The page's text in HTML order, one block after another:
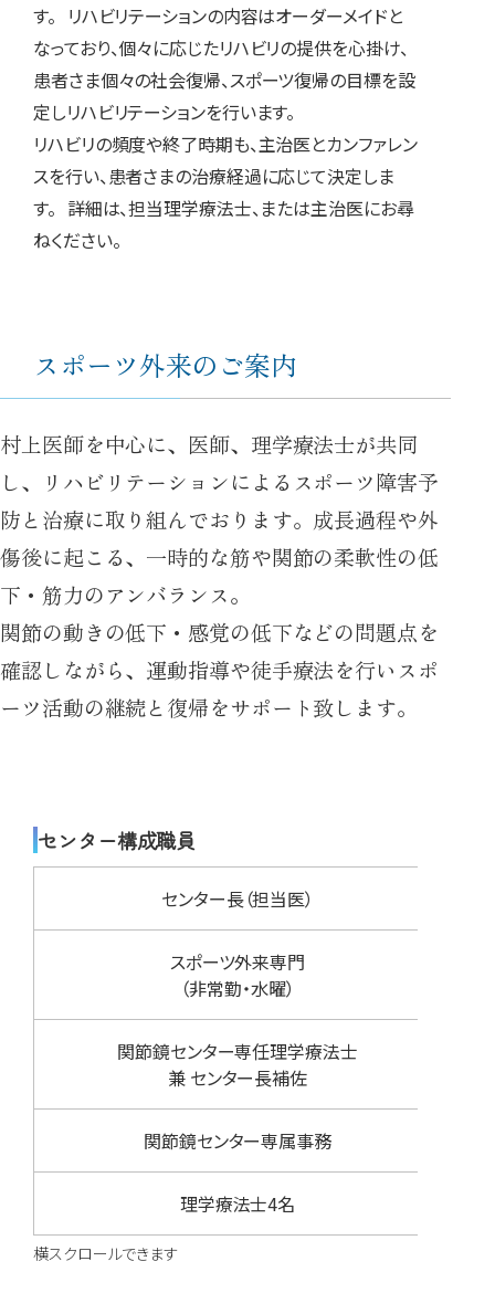
す。 リハビリテーションの内容はオーダーメイドと
なっており、個々に応じたリハビリの提供を心掛け、
患者さま個々の社会復帰、スポーツ復帰の目標を設
定しリハビリテーションを行います。
リハビリの頻度や終了時期も、主治医とカンファレン
スを行い、患者さまの治療経過に応じて決定しま
す。 詳細は、担当理学療法士、または主治医にお尋
ねください。
スポーツ外来のご案内
村上医師を中心に、医師、理学療法士が共同
し、リハビリテーションによるスポーツ障害予
防と治療に取り組んでおります。成長過程や外
傷後に起こる、一時的な筋や関節の柔軟性の低
下・筋力のアンバランス。
関節の動きの低下・感覚の低下などの問題点を
確認しながら、運動指導や徒手療法を行いスポ
ーツ活動の継続と復帰をサポート致します。
センター構成職員
センター長（担当医）
スポーツ外来専門
（非常勤・水曜）
関節鏡センター専任理学療法士
兼 センター長補佐
関節鏡センター専属事務
理学療法士4名